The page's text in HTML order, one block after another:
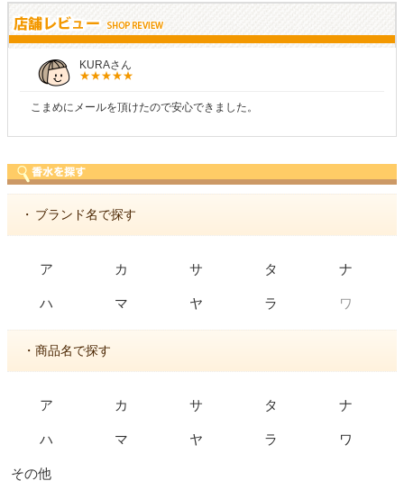
KURAさん
こまめにメールを頂けたので安心できました。
・ ブランド名で探す
ア カ サ タ ナ
ハ マ ヤ ラ ワ
・商品名で探す
ア カ サ タ ナ
ハ マ ヤ ラ ワ
その他